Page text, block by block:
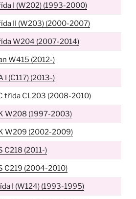
I (W202) (1993-2000)
II (W203) (2000-2007)
W204 (2007-2014)
W415 (2012-)
(C117) (2013-)
třída CL203 (2008-2010)
W208 (1997-2003)
W209 (2002-2009)
C218 (2011-)
C219 (2004-2010)
I (W124) (1993-1995)